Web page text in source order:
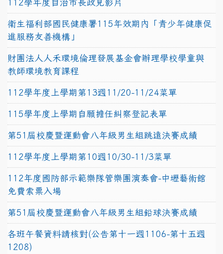
112學年度自治市長政見影片
衛生福利部國民健康署115年效期內「青少年健康促
進服務友善機構」
財團法人人禾環境倫理發展基金會辦理學校學童與
教師環境教育課程
112學年度上學期第13週11/20-11/24菜單
115學年度上學期自願擔任糾察登記表單
第51屆校慶暨運動會八年級男生組跳遠決賽成績
112學年度上學期第10週10/30-11/3菜單
112年度國防部示範樂隊管樂團演奏會-中壢藝術館
免費索票入場
第51屆校慶暨運動會八年級男生組鉛球決賽成績
各班午餐資料請核對(公告第十一週1106-第十五週
1208)